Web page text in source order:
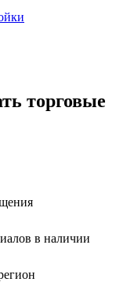
торговые
в наличии